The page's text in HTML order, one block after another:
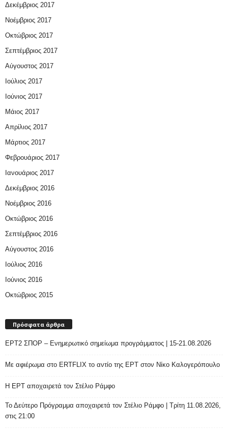
Δεκέμβριος 2017
Νοέμβριος 2017
Οκτώβριος 2017
Σεπτέμβριος 2017
Αύγουστος 2017
Ιούλιος 2017
Ιούνιος 2017
Μάιος 2017
Απρίλιος 2017
Μάρτιος 2017
Φεβρουάριος 2017
Ιανουάριος 2017
Δεκέμβριος 2016
Νοέμβριος 2016
Οκτώβριος 2016
Σεπτέμβριος 2016
Αύγουστος 2016
Ιούλιος 2016
Ιούνιος 2016
Οκτώβριος 2015
Πρόσφατα άρθρα
ΕΡΤ2 ΣΠΟΡ – Ενημερωτικό σημείωμα προγράμματος | 15-21.08.2026
Με αφιέρωμα στο ERTFLIX το αντίο της ΕΡΤ στον Νίκο Καλογερόπουλο
Η ΕΡΤ αποχαιρετά τον Στέλιο Ράμφο
Το Δεύτερο Πρόγραμμα αποχαιρετά τον Στέλιο Ράμφο | Τρίτη 11.08.2026,
στις 21:00